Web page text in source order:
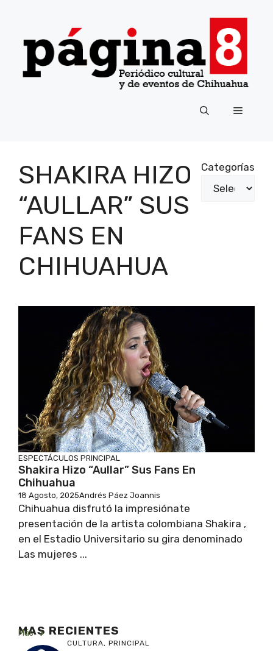
contenido
Menú
SHAKIRA HIZO
“AULLAR” SUS
FANS EN
CHIHUAHUA
Categorías
ESPECTÁCULOS PRINCIPAL
Shakira Hizo “aullar” Sus Fans En
Chihuahua
18 Agosto, 2025Andrés Páez Joannis
Chihuahua disfrutó la impresiónate
presentación de la artista colombiana Shakira ,
en el Estadio Universitario su gira denominado
Las mujeres ...
MAS RECIENTES
Más
CULTURA, PRINCIPAL